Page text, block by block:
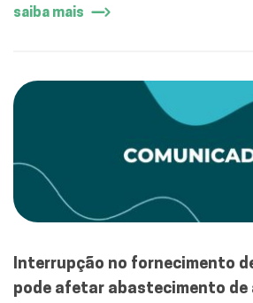
saiba mais
Interrupção no fornecimento
pode afetar abastecimento de